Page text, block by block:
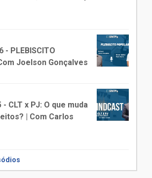
- PLEBISCITO
Joelson Gonçalves
CLT x PJ: O que muda
| Com Carlos